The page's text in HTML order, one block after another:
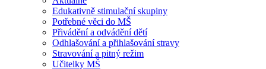
Edukativně stimulační skupiny
Potřebné věci do MŠ
Přivádění a odvádění dětí
Odhlašování a přihlašování stravy
Stravování a pitný režim
Učitelky MŠ